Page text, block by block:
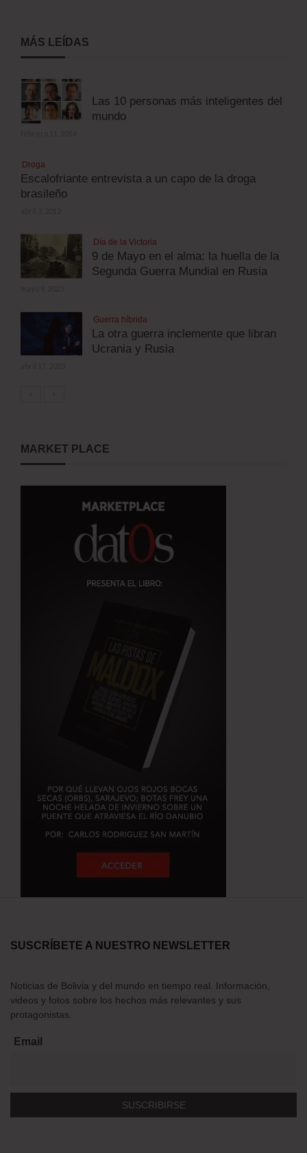
MÁS LEÍDAS
Las 10 personas más inteligentes del
mundo
Droga
Escalofriante entrevista a un capo de la droga
brasileño
Día de la Victoria
9 de Mayo en el alma: la huella de la
Segunda Guerra Mundial en Rusia
Guerra híbrida
La otra guerra inclemente que libran
Ucrania y Rusia
MARKET PLACE
SUSCRÍBETE A NUESTRO NEWSLETTER
Noticias de Bolivia y del mundo en tiempo real. Información,
videos y fotos sobre los hechos más relevantes y sus
protagonistas.
Email